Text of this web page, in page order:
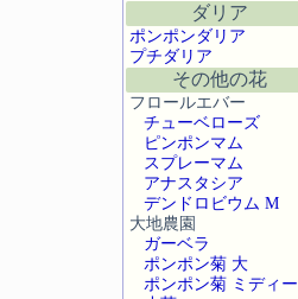
ダリア
ポンポンダリア
プチダリア
その他の花
フロールエバー
チューベローズ
ピンポンマム
スプレーマム
アナスタシア
デンドロビウム M
大地農園
ガーベラ
ポンポン菊 大
ポンポン菊 ミディー